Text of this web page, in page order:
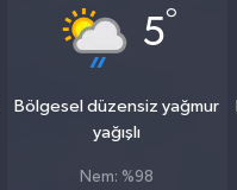
5°
Bölgesel düzensiz yağmur
yağışlı
Nem: %98